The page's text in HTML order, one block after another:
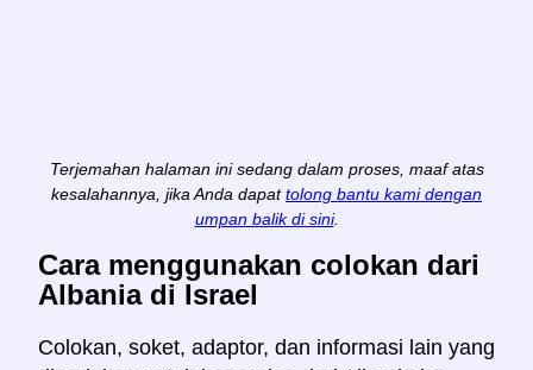
Terjemahan halaman ini sedang dalam proses, maaf atas
kesalahannya, jika Anda dapat tolong bantu kami dengan
umpan balik di sini.
Cara menggunakan colokan dari
Albania di Israel
Colokan, soket, adaptor, dan informasi lain yang